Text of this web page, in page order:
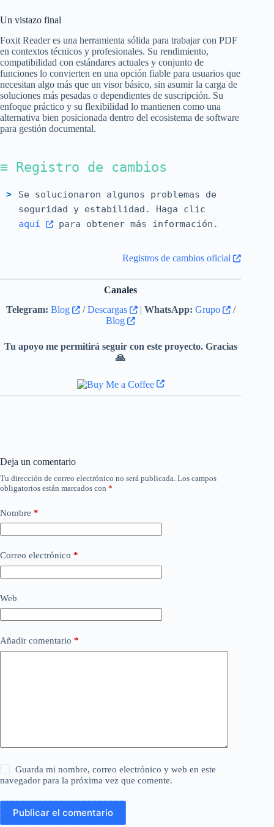
Un vistazo final
Foxit Reader es una herramienta sólida para trabajar con PDF
en contextos técnicos y profesionales. Su rendimiento,
compatibilidad con estándares actuales y conjunto de
funciones lo convierten en una opción fiable para usuarios que
necesitan algo más que un visor básico, sin asumir la carga de
soluciones más pesadas o dependientes de suscripción. Su
enfoque práctico y su flexibilidad lo mantienen como una
alternativa bien posicionada dentro del ecosistema de software
para gestión documental.
≡ Registro de cambios
Se solucionaron algunos problemas de
seguridad y estabilidad. Haga clic
aquí
para obtener más información.
Registros de cambios oficial
Canales
Telegram: Blog /Descargas | WhatsApp: Grupo
/
Blog
Tu apoyo me permitirá seguir con este proyecto. Gracias
🙏
Deja un comentario
Tu dirección de correo electrónico no será publicada. Los campos
obligatorios están marcados con *
Nombre *
Correo electrónico *
Web
Añadir comentario *
Guarda mi nombre, correo electrónico y web en este
navegador para la próxima vez que comente.
Publicar el comentario